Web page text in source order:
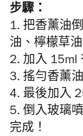
步驟：
1. 把香薰油
油、檸檬草
2. 加入 15ml
3. 搖勻香薰
4. 最後加入
5. 倒入玻璃
完成！